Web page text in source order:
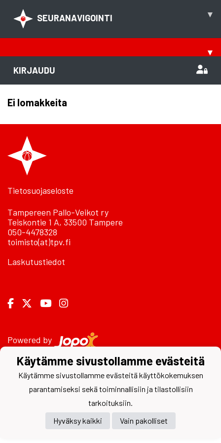
SEURANAVIGOINTI ▾
▾
KIRJAUDU
Ei lomakkeita
Tietosuojaseloste
Tampereen Pallo-Veikot ry
Teiskontie 1 A, 33500 Tampere
050-4478328
toimisto(at)tpv.fi
Laskutustiedot
Powered by
Käytämme sivustollamme evästeitä
Käytämme sivustollamme evästeitä käyttökokemuksen
parantamiseksi sekä toiminnallisiin ja tilastollisiin
tarkoituksiin.
Hyväksy kaikki
Vain pakolliset